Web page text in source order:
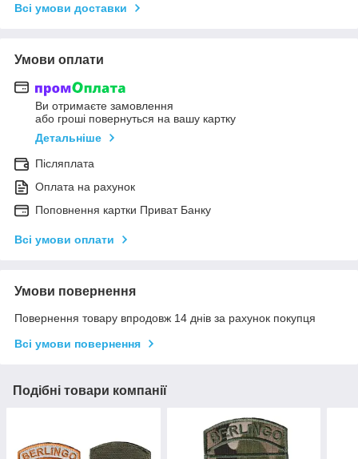
Всі умови доставки
Умови оплати
Ви отримаєте замовлення
або гроші повернуться на вашу картку
Детальніше
Післяплата
Оплата на рахунок
Поповнення картки Приват Банку
Всі умови оплати
Умови повернення
Повернення товару впродовж 14 днів за рахунок покупця
Всі умови повернення
Подібні товари компанії